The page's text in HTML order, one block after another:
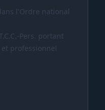
l'Ordre national
Pers. portant
professionnel